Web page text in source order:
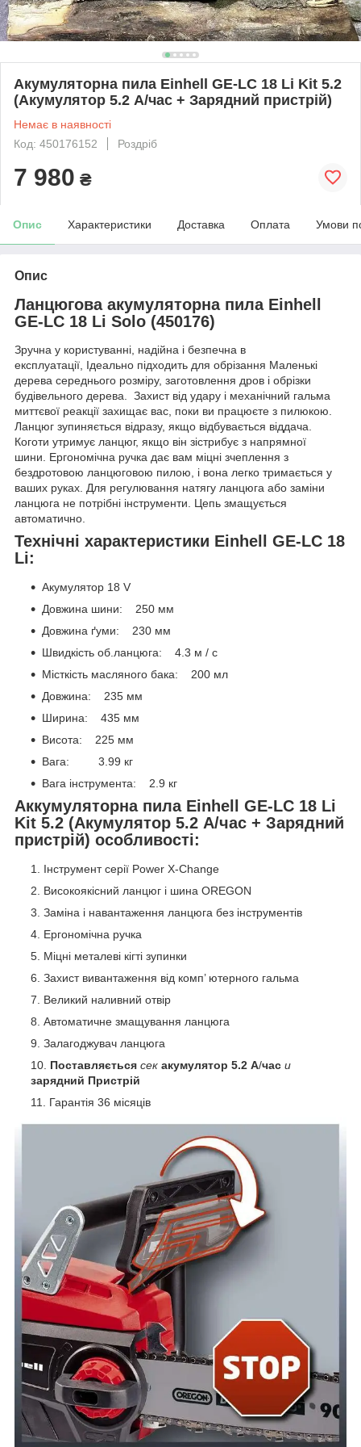
Акумуляторна пила Einhell GE-LC 18 Li Kit 5.2
(Акумулятор 5.2 A/час + Зарядний пристрій)
Немає в наявності
Код: 450176152
Роздріб
7 980 ₴
Опис Характеристики Доставка Оплата Умови
Опис
Ланцюгова акумуляторна пила Einhell
GE-LC 18 Li Solo (450176)
Зручна у користуванні, надійна і безпечна в
експлуатації, Ідеально підходить для обрізання Маленькі
дерева середнього розміру, заготовлення дров і обрізки
будівельного дерева. Захист від удару і механічний гальма
миттєвої реакції захищає вас, поки ви працюєте з пилюкою.
Ланцюг зупиняється відразу, якщо відбувається віддача.
Коготи утримує ланцюг, якщо він зістрибує з напрямної
шини. Ергономічна ручка дає вам міцні зчеплення з
бездротовою ланцюговою пилою, і вона легко тримається у
ваших руках. Для регулювання натягу ланцюга або заміни
ланцюга не потрібні інструменти. Цепь змащується
автоматично.
Технічні характеристики Einhell GE-LC 18
Li:
Акумулятор 18 V
Довжина шини: 250 мм
Довжина ґуми: 230 мм
Швидкість об.ланцюга: 4.3 м / с
Місткість масляного бака: 200 мл
Довжина: 235 мм
Ширина: 435 мм
Висота: 225 мм
Вага: 3.99 кг
Вага інструмента: 2.9 кг
Аккумуляторна пила Einhell GE-LC 18 Li
Kit 5.2 (Акумулятор 5.2 A/час + Зарядний
пристрій) особливості:
Інструмент серії Power X-Change
Високоякісний ланцюг і шина OREGON
Заміна і навантаження ланцюга без інструментів
Ергономічна ручка
Міцні металеві кігті зупинки
Захист вивантаження від комп’ ютерного гальма
Великий наливний отвір
Автоматичне змащування ланцюга
Залагоджувач ланцюга
Поставляється сек акумулятор 5.2 А/час и
зарядний Пристрій
Гарантія 36 місяців